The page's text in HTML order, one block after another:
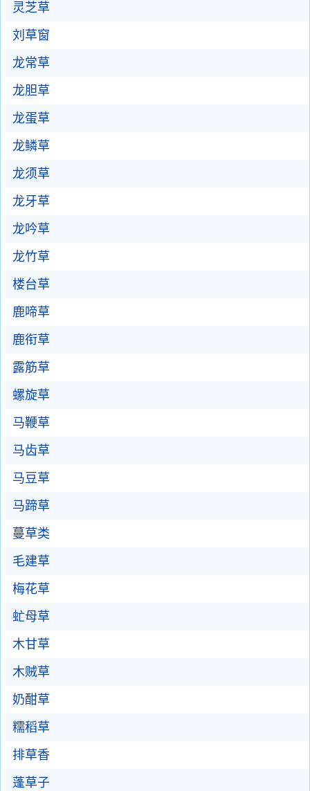
灵芝草
刘草窗
龙常草
龙胆草
龙蛋草
龙鳞草
龙须草
龙牙草
龙吟草
龙竹草
楼台草
鹿啼草
鹿衔草
露筋草
螺旋草
马鞭草
马齿草
马豆草
马蹄草
蔓草类
毛建草
梅花草
虻母草
木甘草
木贼草
奶酣草
糯稻草
排草香
蓬草子